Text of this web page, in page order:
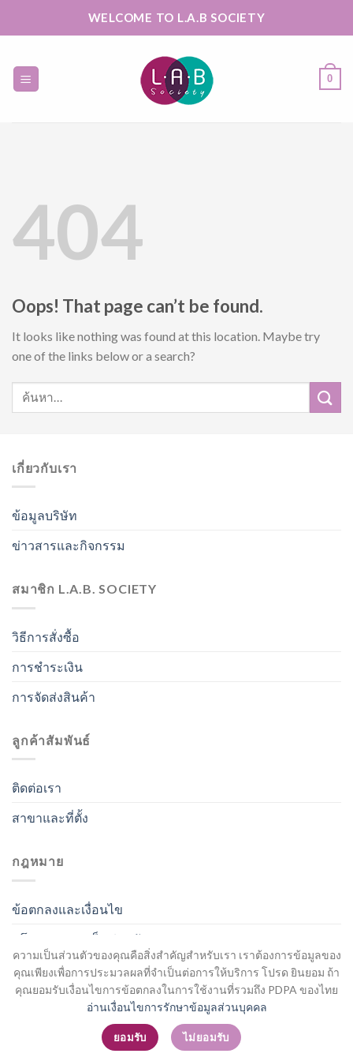
ความเป็นส่วนตัวของคุณคือสิ่งสำคัญสำหรับเรา เราต้องการข้อมูลของ
คุณเพียงเพื่อการประมวลผลที่จำเป็นต่อการให้บริการ โปรด ยินยอม ถ้า
คุณยอมรับเงื่อนไขการข้อตกลงในการใช้งานที่รวมถึง PDPA ของไทย
อ่านเงื่อนไขการรักษาข้อมูลส่วนบุคคล
ยอมรับ ไม่ยอมรับ
WELCOME TO L.A.B SOCIETY
0
404
Oops! That page can’t be found.
It looks like nothing was found at this location. Maybe try
one of the links below or a search?
เกี่ยวกับเรา
ข้อมูลบริษัท
ข่าวสารและกิจกรรม
สมาชิก L.A.B. SOCIETY
วิธีการสั่งซื้อ
การชำระเงิน
การจัดส่งสินค้า
ลูกค้าสัมพันธ์
ติดต่อเรา
สาขาและที่ตั้ง
กฎหมาย
ข้อตกลงและเงื่อนไข
นโยบายความเป็นส่วนตัว
สมัครสมาชิก / เข้าสู่ระบบ
Copyright 2026 ©Flatsome Theme